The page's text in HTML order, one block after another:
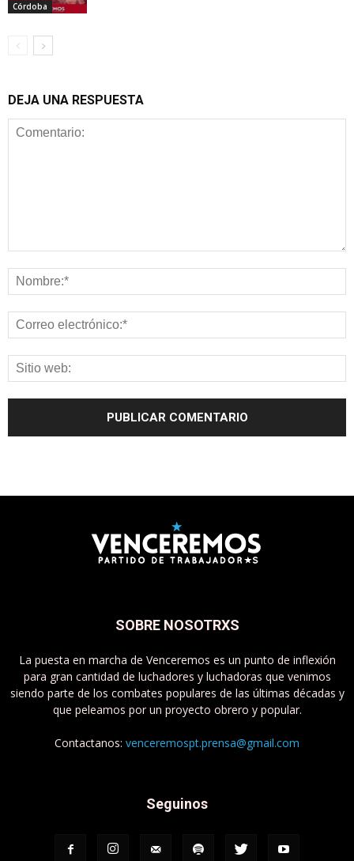
Córdoba
DEJA UNA RESPUESTA
SOBRE NOSOTRXS
La puesta en marcha de Venceremos es un punto de inflexión
para gran cantidad de luchadores y luchadoras que venimos
siendo parte de los combates populares de las últimas décadas y
que peleamos por un proyecto obrero y popular.
Contactanos: venceremospt.prensa@gmail.com
Seguinos